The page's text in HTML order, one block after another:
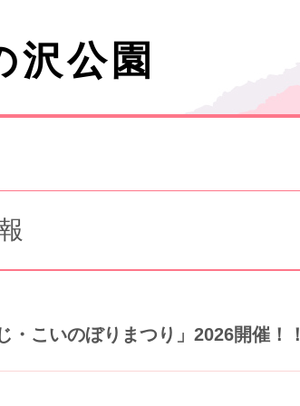
沢公園
・こいのぼりまつり」2026開催！！